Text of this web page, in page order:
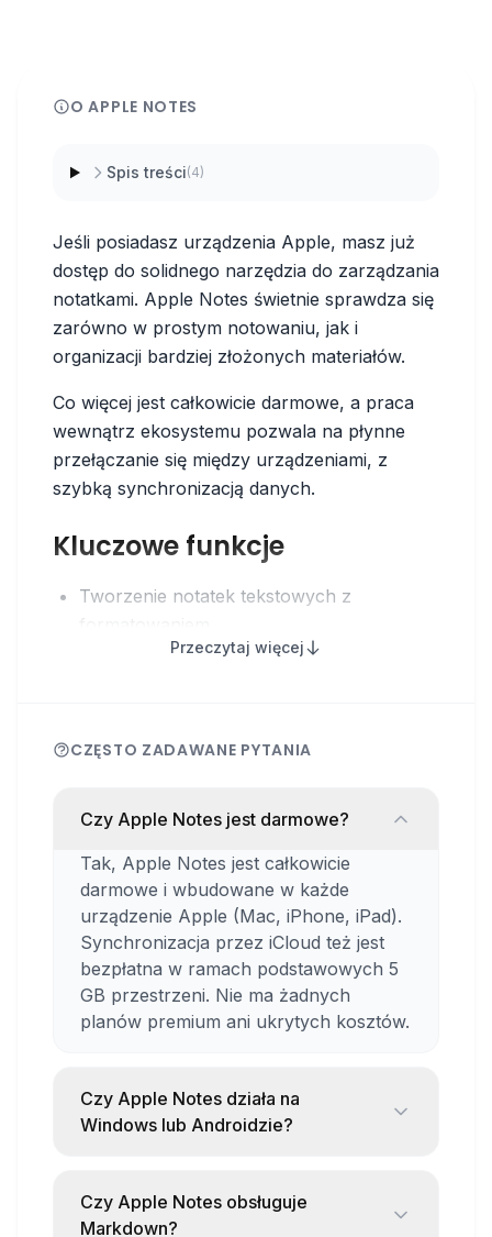
OAPPLE NOTES
Spis treści(4)
Jeśli posiadasz urządzenia Apple, masz już
dostęp do solidnego narzędzia do zarządzania
notatkami. Apple Notes świetnie sprawdza się
zarówno w prostym notowaniu, jak i
organizacji bardziej złożonych materiałów.
Co więcej jest całkowicie darmowe, a praca
wewnątrz ekosystemu pozwala na płynne
przełączanie się między urządzeniami, z
szybką synchronizacją danych.
Kluczowe funkcje
Tworzenie notatek tekstowych z
Organizacja w folderach i podfolderach
rysunków odręcznych
Wyszukiwanie tekstu, także w
zeskanowanych dokumentach
Zabezpieczanie notatek hasłem
Mocne strony
Intuicyjny interfejs zgodny z designem
Pełna integracja z systemem (np. Siri,
Przeczytaj więcej
CZĘSTO ZADAWANE PYTANIA
Czy Apple Notes jest darmowe?
Tak, Apple Notes jest całkowicie
darmowe i wbudowane w każde
urządzenie Apple (Mac, iPhone, iPad).
Synchronizacja przez iCloud też jest
bezpłatna w ramach podstawowych 5
GB przestrzeni. Nie ma żadnych
planów premium ani ukrytych kosztów.
Czy Apple Notes działa na
Windows lub Androidzie?
dostęp do notatek przez iCloud.com w
przeglądarce na dowolnym urządzeniu.
Czy Apple Notes obsługuje
Markdown?